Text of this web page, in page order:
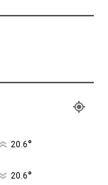
20.6°
20.6°